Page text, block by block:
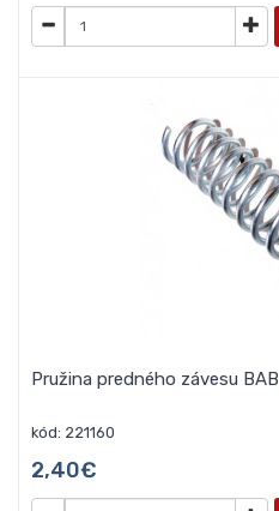
Pružina predného závesu BAB
kód: 221160
2,40€